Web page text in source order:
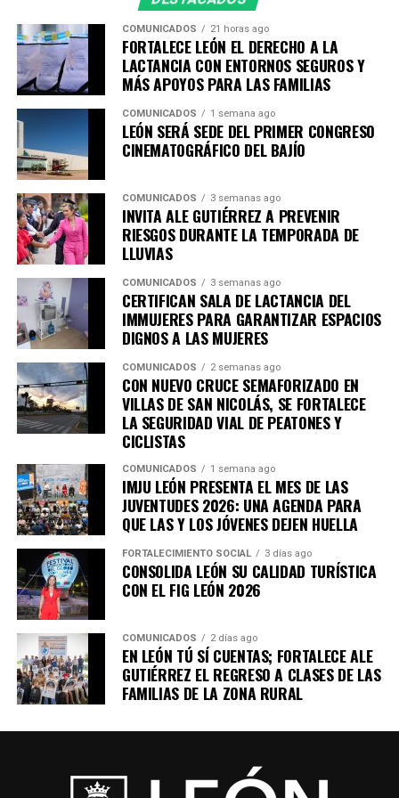
COMUNICADOS 21 horas ago
FORTALECE LEÓN EL DERECHO A LA
LACTANCIA CON ENTORNOS SEGUROS Y
MÁS APOYOS PARA LAS FAMILIAS
COMUNICADOS 1 semana ago
LEÓN SERÁ SEDE DEL PRIMER CONGRESO
CINEMATOGRÁFICO DEL BAJÍO
COMUNICADOS 3 semanas ago
INVITA ALE GUTIÉRREZ A PREVENIR
RIESGOS DURANTE LA TEMPORADA DE
LLUVIAS
COMUNICADOS 3 semanas ago
CERTIFICAN SALA DE LACTANCIA DEL
IMMUJERES PARA GARANTIZAR ESPACIOS
DIGNOS A LAS MUJERES
COMUNICADOS 2 semanas ago
CON NUEVO CRUCE SEMAFORIZADO EN
VILLAS DE SAN NICOLÁS, SE FORTALECE
LA SEGURIDAD VIAL DE PEATONES Y
CICLISTAS
COMUNICADOS 1 semana ago
IMJU LEÓN PRESENTA EL MES DE LAS
JUVENTUDES 2026: UNA AGENDA PARA
QUE LAS Y LOS JÓVENES DEJEN HUELLA
FORTALECIMIENTO SOCIAL 3 días ago
CONSOLIDA LEÓN SU CALIDAD TURÍSTICA
CON EL FIG LEÓN 2026
COMUNICADOS 2 días ago
EN LEÓN TÚ SÍ CUENTAS; FORTALECE ALE
GUTIÉRREZ EL REGRESO A CLASES DE LAS
FAMILIAS DE LA ZONA RURAL